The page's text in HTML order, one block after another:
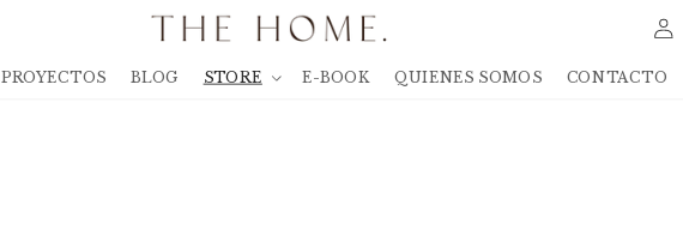
PROYECTOS BLOG STORE E-BOOK QUIENES SOMOS CONTACTO
Iniciar
sesión